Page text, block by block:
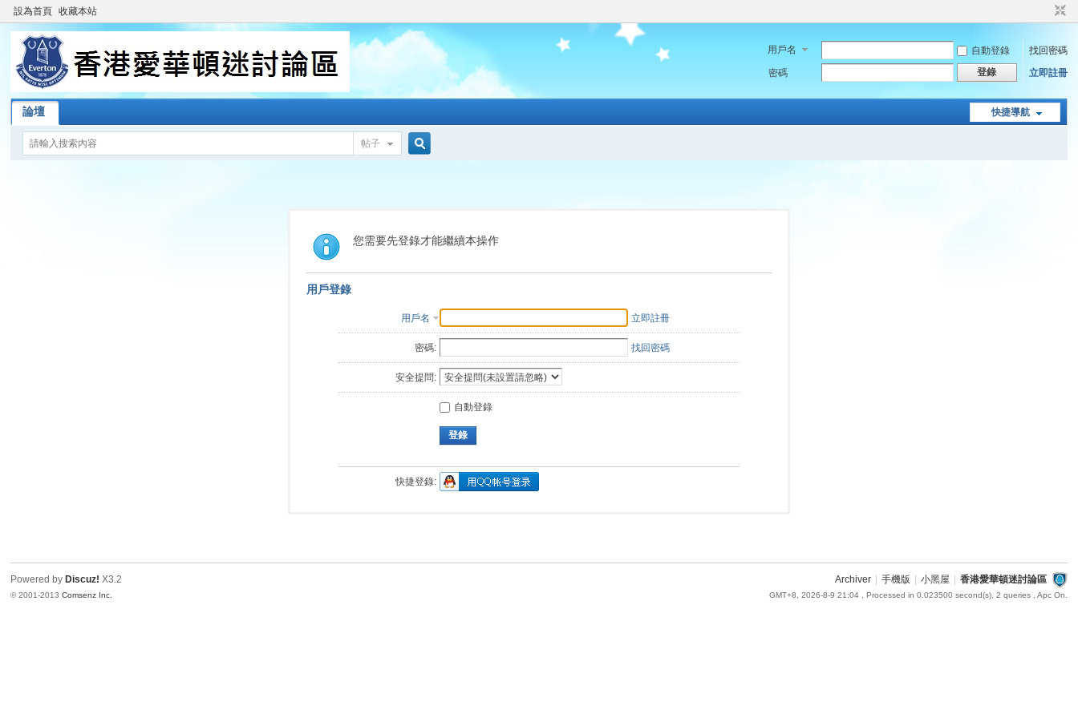
設為首頁 收藏本站
用戶名 自動登錄
找回密碼
密碼
登錄 立即註冊
快捷導航
論壇
帖子
索
您需要先登錄才能繼續本操作
用戶登錄
用戶名 立即註冊
密碼: 找回密碼
安全提問:
自動登錄
登錄
快捷登錄:
Archiver 手機版 小黑屋 香港愛華頓迷討論區
GMT+8, 2026-8-9 21:04, Processed in 0.023500 second(s), 2 queries , Apc On.
Powered by Discuz! X3.2
© 2001-2013Comsenz Inc.